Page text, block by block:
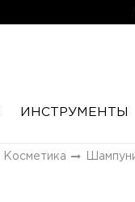
ИНСТРУМЕНТЫ
Косметика